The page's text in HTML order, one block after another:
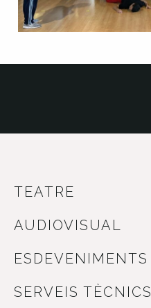
TEATRE
AUDIOVISUAL
ESDEVENIMENTS
SERVEIS TÈCNICS